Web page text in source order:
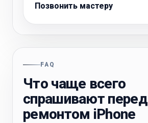
Позвонить мастеру
FAQ
Что чаще всего
спрашивают перед
ремонтом iPhone